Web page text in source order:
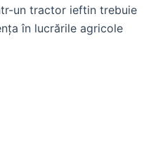
un tractor ieftin trebuie
în lucrările agricole